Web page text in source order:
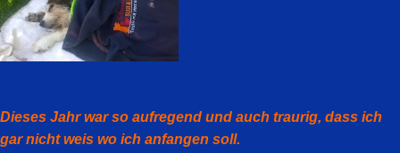
Dieses Jahr war so aufregend und auch traurig, dass ich
gar nicht weis wo ich anfangen soll.